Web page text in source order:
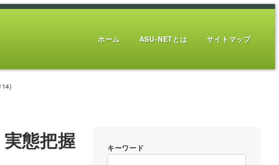
ホーム ASU-NETとは サイトマップ
態把握
キーワード